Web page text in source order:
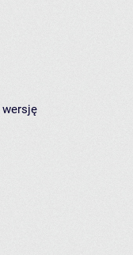
wersję